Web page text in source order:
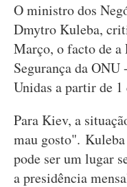
O ministro dos
Dmytro Kuleba,
Março, o facto de
Segurança da ONU
Unidas a partir de
Para Kiev, a
mau gosto".
pode ser um lugar
a presidência